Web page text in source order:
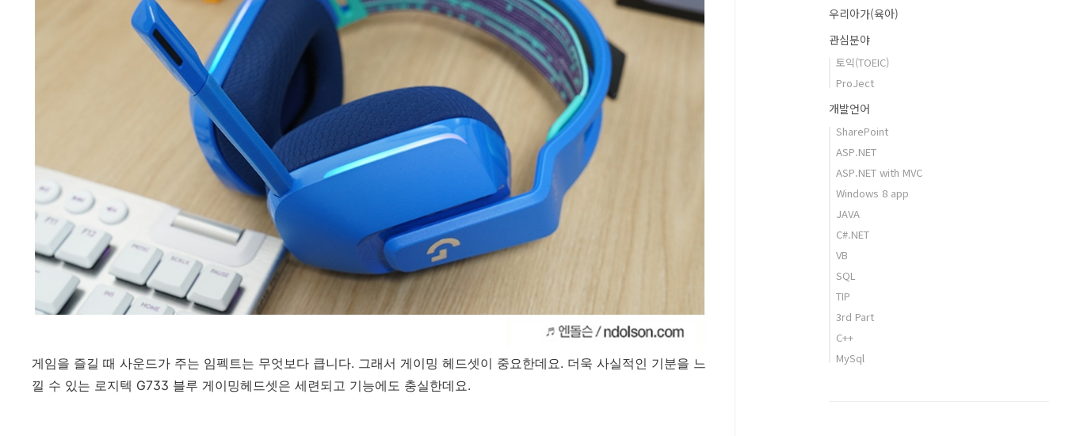
게임을 즐길 때 사운드가 주는 임펙트는 무엇보다 큽니다. 그래서 게이밍 헤드셋이 중요한데요. 더욱 사실적인 기분을 느
낄 수 있는 로지텍 G733 블루 게이밍헤드셋은 세련되고 기능에도 충실한데요.
우리아가(육아)
관심분야
토익(TOEIC)
ProJect
개발언어
SharePoint
ASP.NET
ASP.NET with MVC
Windows 8 app
JAVA
C#.NET
VB
SQL
TIP
3rd Part
C++
MySql